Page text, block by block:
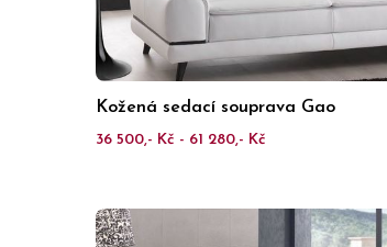
Kožená sedací souprava Gao
36 500,- Kč - 61 280,- Kč